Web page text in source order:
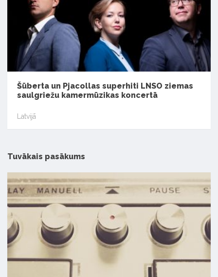
Šūberta un Pjacollas superhiti LNSO ziemas
saulgriežu kamermūzikas koncertā
Latvijā
Tuvākais pasākums